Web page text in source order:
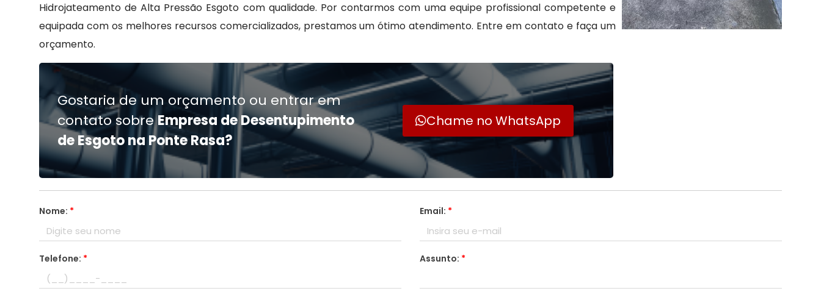
Hidrojateamento de Alta Pressão Esgoto com qualidade. Por contarmos com uma equipe profissional competente e
equipada com os melhores recursos comercializados, prestamos um ótimo atendimento. Entre em contato e faça um
orçamento.
Gostaria de um orçamento ou entrar em
contato sobreEmpresa de Desentupimento
de Esgoto na Ponte Rasa?
Chame no WhatsApp
Nome: * Email: *
Telefone: * Assunto: *